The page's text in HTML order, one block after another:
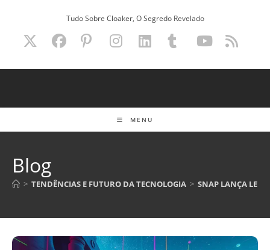
Tudo Sobre Cloaker, O Segredo Revelado
MENU
Blog
> TENDÊNCIAS E FUTURO DA TECNOLOGIA > SNAP LANÇA